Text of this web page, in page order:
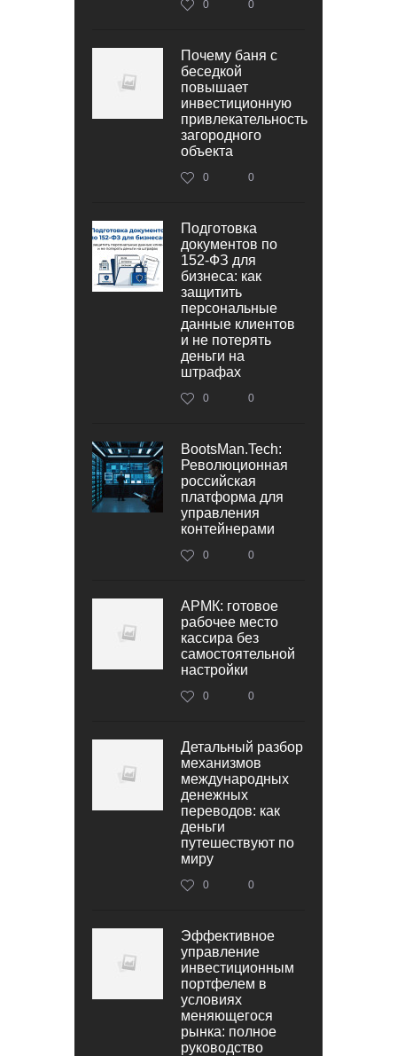
0 0
Почему баня с
беседкой
повышает
инвестиционную
привлекательность
загородного
объекта
0 0
Подготовка
документов по
152‑ФЗ для
бизнеса: как
защитить
персональные
данные клиентов
и не потерять
деньги на
штрафах
0 0
BootsMan.Tech:
Революционная
российская
платформа для
управления
контейнерами
0 0
АРМК: готовое
рабочее место
кассира без
самостоятельной
настройки
0 0
Детальный разбор
механизмов
международных
денежных
переводов: как
деньги
путешествуют по
миру
0 0
Эффективное
управление
инвестиционным
портфелем в
условиях
меняющегося
рынка: полное
руководство